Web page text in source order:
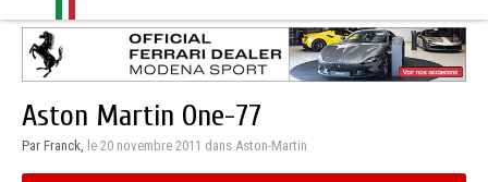
Aston Martin One-77
Par Franck, le 20 novembre 2011 dans Aston-Martin